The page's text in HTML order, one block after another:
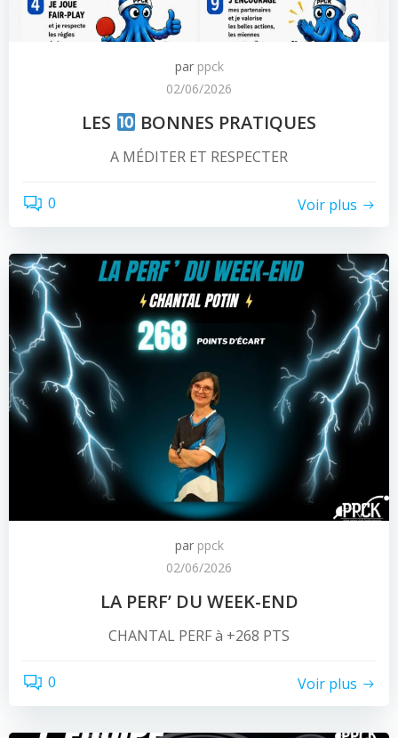
par ppck
02/06/2026
LES BONNES PRATIQUES
A MÉDITER ET RESPECTER
0 Voir plus
par ppck
02/06/2026
LA PERF’ DU WEEK-END
CHANTAL PERF à +268 PTS
0 Voir plus